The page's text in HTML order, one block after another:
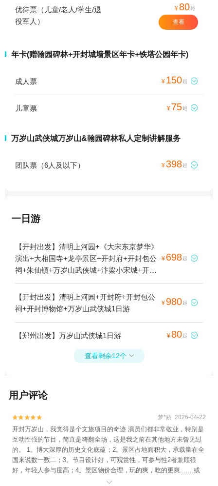
优待票（儿童/老人/学生/退
役军人）
¥ 80起
查看
年卡(赠翰园碑林+开封城墙景区年卡+铁塔公园年卡)
成人票 ¥ 150起 
儿童票 ¥ 75起 
万岁山武侠城万岁山&翰园碑林私人定制讲解服务
团队票（6人及以下） ¥398起 
一日游
【开封出发】清明上河园+《大宋东京梦华》
演出+大相国寺+龙亭景区+开封府+开封包公
祠+朱仙镇+万岁山武侠城+汴梁小宋城+开封
鼓楼+万岁山国际大马戏+开封城墙骑乐园1日
游
¥ 698起 
【开封出发】清明上河园+开封府+开封包公
祠+开封博物馆+万岁山武侠城1日游
¥ 980起 
【郑州出发】万岁山武侠城1日游 ¥ 80起 
查看剩余12个 
用户评论

 梦*娇 2026-04-22
开封万岁山，我觉得是个文旅项目的奇迹 演员们都非常敬业，特别是
互动性强的节目，简直是嗨翻全场，这是我之前在其他地方未曾见过
的。 1。博大深厚的历史文化底蕴；2。景区占地面积大，承载量在全
国来说数一数二；3。节目设计好，可观赏性，可参与性2者兼顾很
好，年轻人参与度高；4。景区物价合理，玩的爽，吃的更爽.......或
许还有第5，第6，容我回去后再慢慢思考。 总之，虽然因为城市本身
